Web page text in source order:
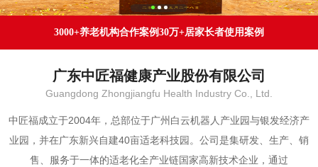
3000+养老机构合作案例30万+居家长者使用案例
广东中匠福健康产业股份有限公司
Guangdong Zhongjiangfu Health Industry Co., Ltd.
中匠福成立于2004年，总部位于广州白云机器人产业园与银发经济产
业园，并在广东新兴自建40亩适老科技园。公司是集研发、生产、销
售、服务于一体的适老化全产业链国家高新技术企业，通过